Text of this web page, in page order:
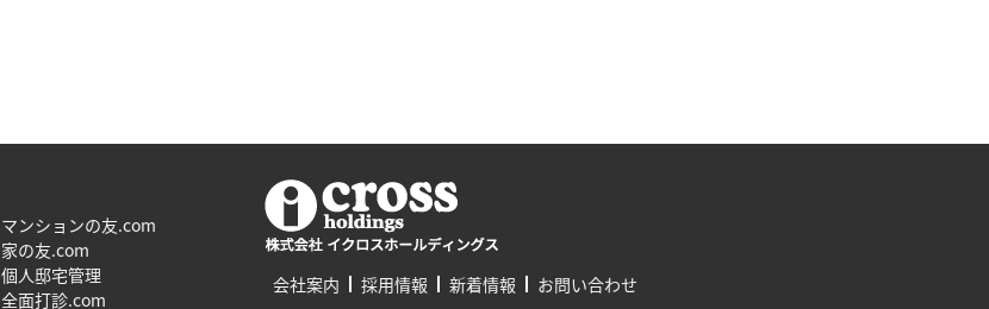
マンションの友.com
家の友.com
個人邸宅管理
全面打診.com
会社案内 採用情報 新着情報 お問い合わせ